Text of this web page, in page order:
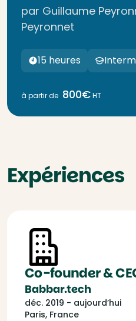
par Guillaume
Peyronnet
15 heures
à partir de 800€HT
Expériences
Co-founder &
Babbar.tech
déc. 2019 - aujourd’hui
Paris, France